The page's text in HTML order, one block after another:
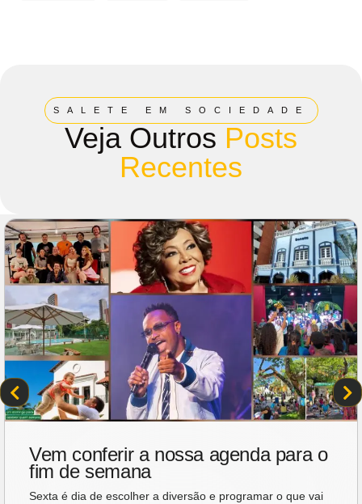
SALETE EM SOCIEDADE
Veja Outros Posts
Recentes
Vem conferir a nossa agenda para o
fim de semana
Sexta é dia de escolher a diversão e programar o que vai